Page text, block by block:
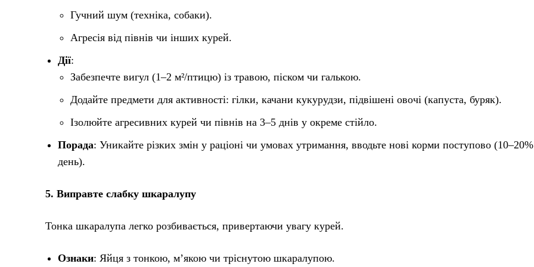
Гучний шум (техніка, собаки).
Агресія від півнів чи інших курей.
Дії:
Забезпечте вигул (1–2 м²/птицю) із травою, піском чи галькою.
Додайте предмети для активності: гілки, качани кукурудзи, підвішені овочі (капуста, буряк).
Ізолюйте агресивних курей чи півнів на 3–5 днів у окреме стійло.
Порада: Уникайте різких змін у раціоні чи умовах утримання, вводьте нові корми поступово
день).
5. Виправте слабку шкаралупу
Тонка шкаралупа легко розбивається, привертаючи увагу курей.
Ознаки: Яйця з тонкою, м’якою чи тріснутою шкаралупою.